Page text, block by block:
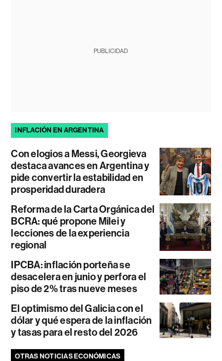
PUBLICIDAD
INFLACIÓN EN ARGENTINA
Con elogios a Messi, Georgieva
destaca avances en Argentina y
pide convertir la estabilidad en
prosperidad duradera
Reforma de la Carta Orgánica del
BCRA: qué propone Milei y
lecciones de la experiencia
regional
IPCBA: inflación porteña se
desacelera en junio y perfora el
piso de 2% tras nueve meses
El optimismo del Galicia con el
dólar y qué espera de la inflación
y tasas para el resto del 2026
OTRAS NOTICIAS ECONÓMICAS